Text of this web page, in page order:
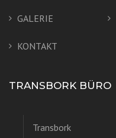
GALERIE
KONTAKT
TRANSBORK BÜRO
Transbork